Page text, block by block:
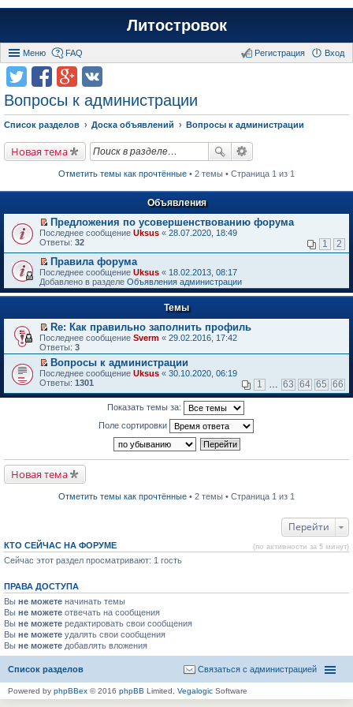
Литостровок
Меню FAQ Вход
Регистрация
Вопросы к администрации
Список разделов Доска объявлений Вопросы к администрации
Новая тема
Отметить темы как прочтённые • 2 темы • Страница 1 из 1
Объявления
П
е
е
й
т
и
к
р
в
о
м
у
н
е
п
р
н
н
о
м
щ
е
н
Предложения по усовершенствованию форума
Последнее сообщение Uksus « 28.07.2020, 18:49
Ответы: 32 1 2
П
е
р
е
т
и
к
п
е
р
в
о
м
ч
и
т
с
о
о
щ
е
н
и
ю
Правила форума
Последнее сообщение Uksus « 18.02.2013, 08:17
Добавлено в разделе Объявления администрации
Темы
П
е
р
е
й
т
и
м
у
н
е
т
а
н
о
м
у
с
о
б
щ
е
н
ю
Re: Как правильно заполнить профиль
Последнее сообщение Sverm « 29.02.2016, 17:42
Ответы: 3
П
е
е
р
в
о
р
о
ч
а
н
н
о
м
у
с
о
б
щ
е
н
Вопросы к администрации
Последнее сообщение Uksus « 30.10.2020, 06:19
Ответы: 1301 1 … 63 64 65 66
Показать темы за:
Поле сортировки
Новая тема
Отметить темы как прочтённые • 2 темы • Страница 1 из 1
Перейти
КТО СЕЙЧАС НА ФОРУМЕ (по активности за 5 минут)
Сейчас этот раздел просматривают: 1 гость
ПРАВА ДОСТУПА
Вы не можете начинать темы
Вы не можете отвечать на сообщения
Вы не можете редактировать свои сообщения
Вы не можете удалять свои сообщения
Вы не можете добавлять вложения
Список разделов Связаться с администрацией
Powered by phpBBex © 2016 phpBB Limited, Vegalogic Software